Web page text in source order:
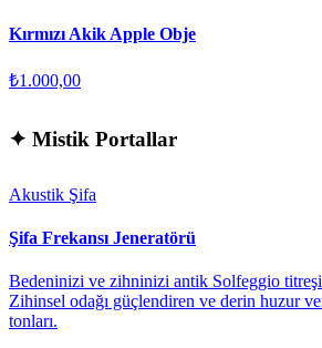
Kırmızı Akik Apple Obje
₺1.000,00
✦ Mistik Portallar
Akustik Şifa
Şifa Frekansı Jeneratörü
Bedeninizi ve zihninizi antik Solfeggio
Zihinsel odağı güçlendiren ve derin huzur
tonları.